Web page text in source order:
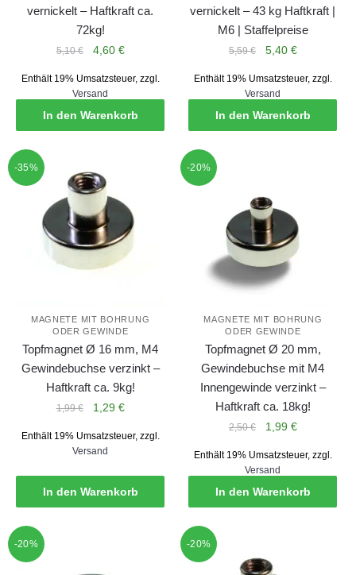
vernickelt – Haftkraft ca.
72kg!
5,10€
Ursprünglicher
war:
5,10 €
4,60 €Aktueller
ist:
4,60 €.
Enthält 19% Umsatzsteuer, zzgl.
Versand
In den Warenkorb
vernickelt – 43 kg Haftkraft |
M6 | Staffelpreise
5,59€
Ursprünglicher
war:
5,59 €
5,40 €Aktueller
ist:
5,40 €.
Enthält 19% Umsatzsteuer, zzgl.
Versand
In den Warenkorb
-35%
MAGNETE MIT BOHRUNG
ODER GEWINDE
Topfmagnet Ø 16 mm, M4
Gewindebuchse verzinkt –
Haftkraft ca. 9kg!
1,99€
Ursprünglicher
war:
1,99 €
1,29 €Aktueller
ist:
Enthält 19% Umsatzsteuer, zzgl.
Versand
In den Warenkorb
-20%
MAGNETE MIT BOHRUNG
ODER GEWINDE
Topfmagnet Ø 20 mm,
Gewindebuchse mit M4
Innengewinde verzinkt –
Haftkraft ca. 18kg!
2,50€
Ursprünglicher
war:
2,50 €
1,99 €Aktueller
ist:
1,99 €.
Enthält 19% Umsatzsteuer, zzgl.
Versand
In den Warenkorb
-20% -20%